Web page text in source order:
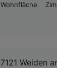
Wohnfläche
7121 Weiden